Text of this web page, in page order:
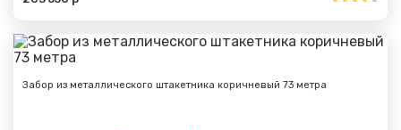
Забор из металлического штакетника коричневый 73 метра